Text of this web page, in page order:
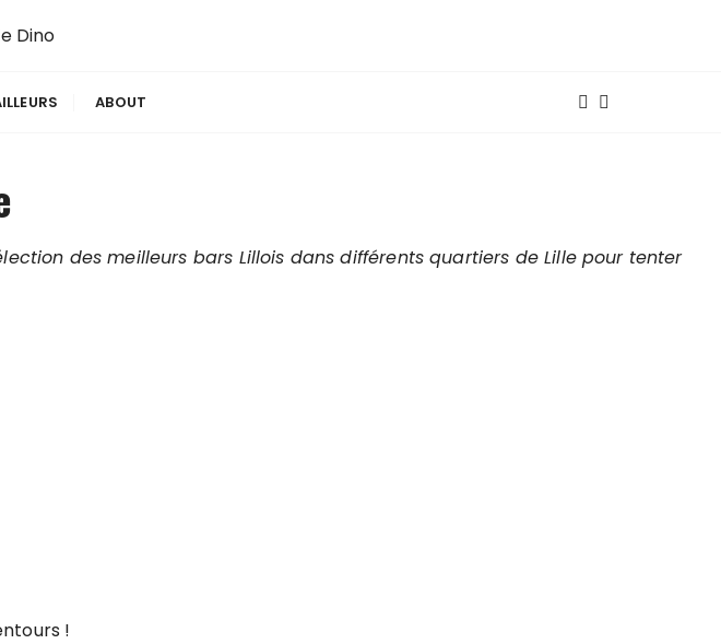
ABOUT
des meilleurs bars Lillois dans différents quartiers de Lille pour tenter
!